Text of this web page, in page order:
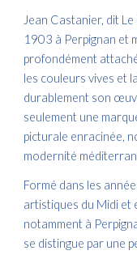
Jean Castanier, dit
1903 à Perpignan et
profondément
les couleurs vives et
durablement son
seulement une
picturale enracinée,
modernité
Formé dans les
artistiques du Midi et
notamment à
se distingue par une